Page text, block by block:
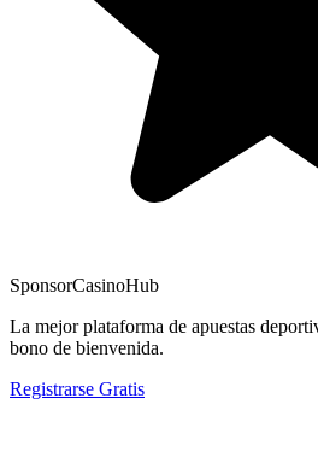
SponsorCasinoHub
La mejor plataforma de apuestas
bono de bienvenida.
Registrarse Gratis